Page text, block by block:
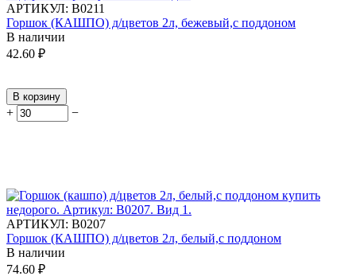
АРТИКУЛ: В0211
Горшок (КАШПО) д/цветов 2л, бежевый,с поддоном
В наличии
42.60 ₽
В корзину
+ −
АРТИКУЛ: В0207
Горшок (КАШПО) д/цветов 2л, белый,с поддоном
В наличии
74.60 ₽